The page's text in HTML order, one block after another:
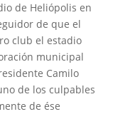
de Heliópolis en
de que el
club el estadio
municipal
Camilo
de los culpables
de ése